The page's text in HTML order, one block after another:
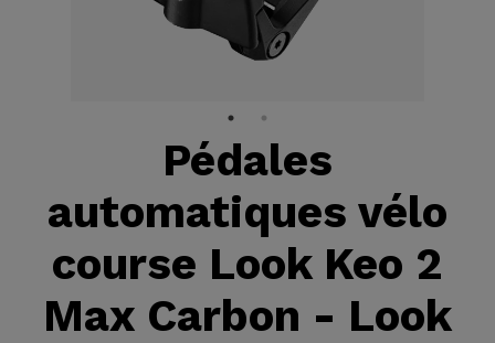
Pédales
automatiques vélo
course Look Keo 2
Max Carbon - Look